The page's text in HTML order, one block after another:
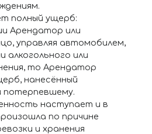
полный ущерб:
Арендатор или
управляя автомобилем,
алкогольного или
то Арендатор
нанесённый
потерпевшему.
наступает и в
по причине
и хранения